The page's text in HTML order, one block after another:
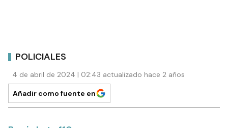
POLICIALES
4 de abril de 2024 | 02:43 actualizado hace 2 años
Añadir como fuente en